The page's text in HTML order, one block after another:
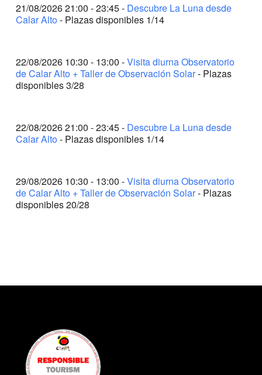
21/08/2026 21:00 - 23:45 - Descubre La Luna desde
Calar Alto- Plazas disponibles 1/14
22/08/2026 10:30 - 13:00 -Visita diurna Observatorio
de Calar Alto + Taller de Observación Solar- Plazas
disponibles 3/28
22/08/2026 21:00 - 23:45 - Descubre La Luna desde
Calar Alto- Plazas disponibles 1/14
29/08/2026 10:30 - 13:00 -Visita diurna Observatorio
de Calar Alto + Taller de Observación Solar- Plazas
disponibles 20/28